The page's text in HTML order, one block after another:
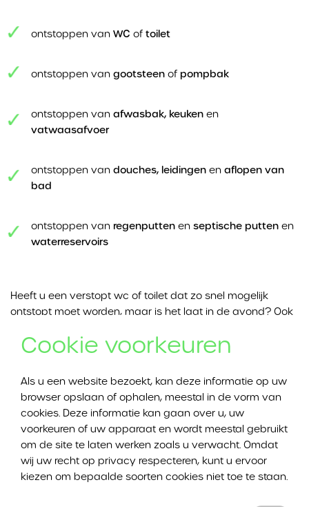
ontstoppen van WC of toilet
ontstoppen van gootsteen of pompbak
ontstoppen van afwasbak, keuken en
vatwaasafvoer
ontstoppen van douches, leidingen en aflopen van
bad
ontstoppen van regenputten en septische putten en
waterreservoirs
Heeft u een verstopt wc of toilet dat zo snel mogelijk
ontstopt moet worden, maar is het laat in de avond? Ook
terecht. Dankzij onze spoeddienst kunnen wij
wc of toilet ontstoppen in Lot
Een verstopt wc of toilet is erg vervelend. En het is
belangrijk om zo snel mogelijk te handelen. Een
verstopping van het wc of toilet komt nooit gelegen, maar
Cookie voorkeuren
Als u een website bezoekt, kan deze informatie op uw
browser opslaan of ophalen, meestal in de vorm van
cookies. Deze informatie kan gaan over u, uw
voorkeuren of uw apparaat en wordt meestal gebruikt
om de site te laten werken zoals u verwacht. Omdat
wij uw recht op privacy respecteren, kunt u ervoor
kiezen om bepaalde soorten cookies niet toe te staan.